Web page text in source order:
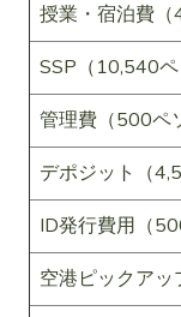
授業・宿泊費（
SSP（10,540ペ
管理費（500ペ
デポジット（
ID発行費用（
空港ピックアッ